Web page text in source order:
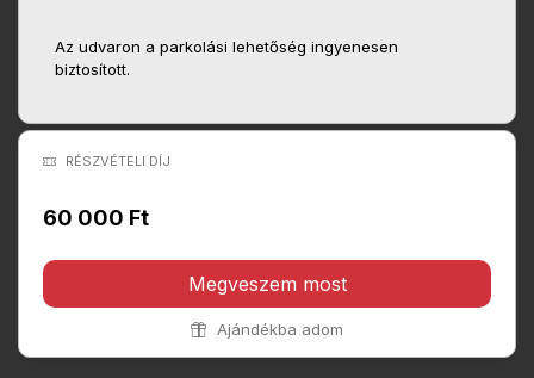
Az udvaron a parkolási lehetőség ingyenesen
biztosított.
RÉSZVÉTELI DÍJ
60 000 Ft
Megveszem most
Ajándékba adom